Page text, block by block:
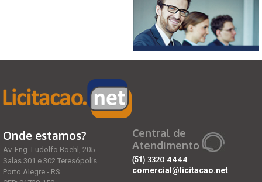
Onde estamos?
Av. Eng. Ludolfo Boehl, 205
Salas 301 e 302 Teresópolis
Porto Alegre - RS
Central de
Atendimento
(51) 3320 4444
comercial@licitacao.net